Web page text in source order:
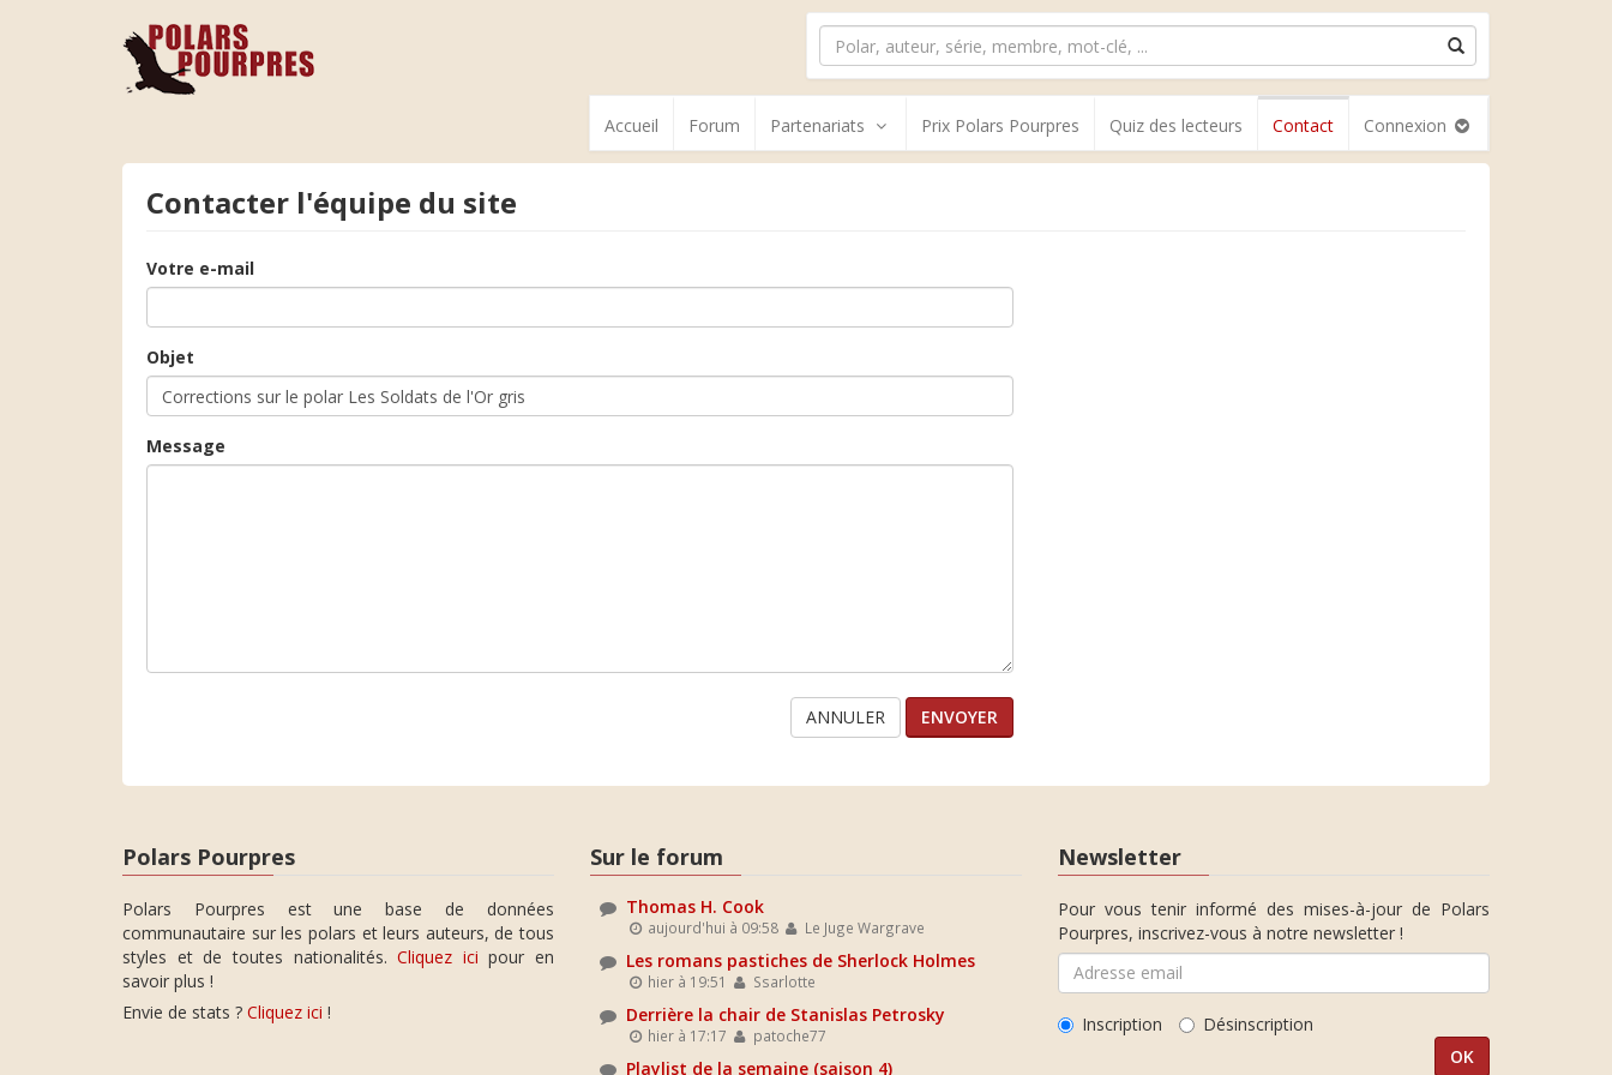
Accueil Forum Partenariats Prix Polars Pourpres Quiz des lecteurs Contact Connexion
Contacter l'équipe du site
Votre e-mail
Objet
Message
ANNULER
Polars Pourpres
Polars Pourpres est une base de données
communautaire sur les polars et leurs auteurs, de tous
styles et de toutes nationalités.Cliquez ici pour en
savoir plus !
Envie de stats ? Cliquez ici !
Sur le forum
Thomas H. Cook
aujourd'hui à 09:58 Le Juge Wargrave
Les romans pastiches de Sherlock Holmes
hier à 19:51 Ssarlotte
Derrière la chair de Stanislas Petrosky
hier à 17:17 patoche77
Playlist de la semaine (saison 4)
Newsletter
Pour vous tenir informé des mises-à-jour de Polars
Pourpres, inscrivez-vous à notre newsletter !
Inscription Désinscription